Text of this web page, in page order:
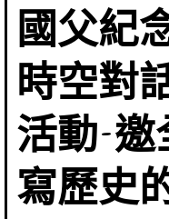
國父紀
時空對
活動-邀
寫歷史